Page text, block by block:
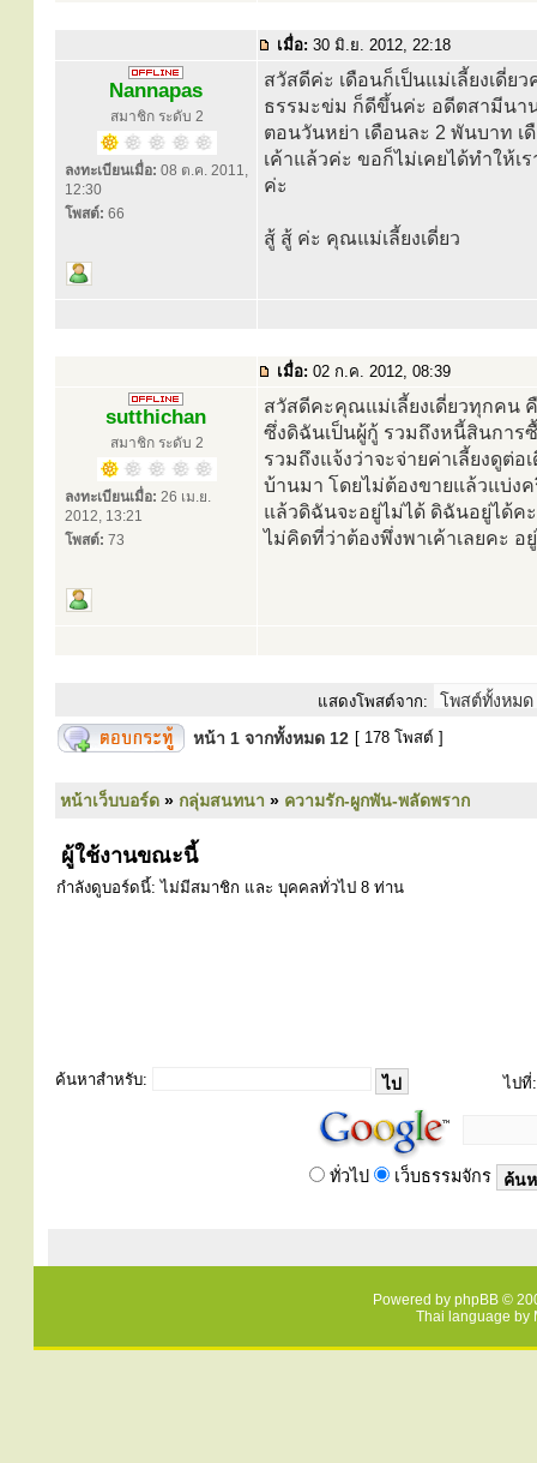
เมื่อ: 30 มิ.ย. 2012, 22:18
Nannapas
สมาชิก ระดับ 2
ลงทะเบียนเมื่อ: 08 ต.ค. 2011,
12:30
โพสต์: 66
สวัสดีค่ะ เดือนก็เป็นแม่เลี้ยงเดี่
ธรรมะข่ม ก็ดีขึ้นค่ะ อดีตสามีนาน
ตอนวันหย่า เดือนละ 2 พันบาท เ
เค้าแล้วค่ะ ขอก็ไม่เคยได้ทำให้
ค่ะ
สู้ สู้ ค่ะ คุณแม่เลี้ยงเดี่ยว
เมื่อ: 02 ก.ค. 2012, 08:39
sutthichan
สมาชิก ระดับ 2
ลงทะเบียนเมื่อ: 26 เม.ย.
2012, 13:21
โพสต์: 73
สวัสดีคะคุณแม่เลี้ยงเดี่ยวทุกคน
ซึ่งดิฉันเป็นผู้กู้ รวมถึงหนี้สินกา
รวมถึงแจ้งว่าจะจ่ายค่าเลี้ยงดูต่
บ้านมา โดยไม่ต้องขายแล้วแบ่ง
แล้วดิฉันจะอยู่ไม่ได้ ดิฉันอยู่ได้ค
ไม่คิดที่ว่าต้องพึ่งพาเค้าเลยคะ
แสดงโพสต์จาก:
หน้า 1 จากทั้งหมด 12 [ 178 โพสต์ ]
หน้าเว็บบอร์ด » กลุ่มสนทนา » ความรัก-ผูกพัน-พลัดพราก
ผู้ใช้งานขณะนี้
กำลังดูบอร์ดนี้: ไม่มีสมาชิก และ บุคคลทั่วไป 8 ท่าน
ค้นหาสำหรับ: ไปที่:
ทั่วไป เว็บธรรมจักร
Powered by phpBB ©
Thai language by